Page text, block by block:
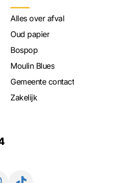
Alles over afval
Oud papier
Bospop
Moulin Blues
Gemeente contact
Zakelijk